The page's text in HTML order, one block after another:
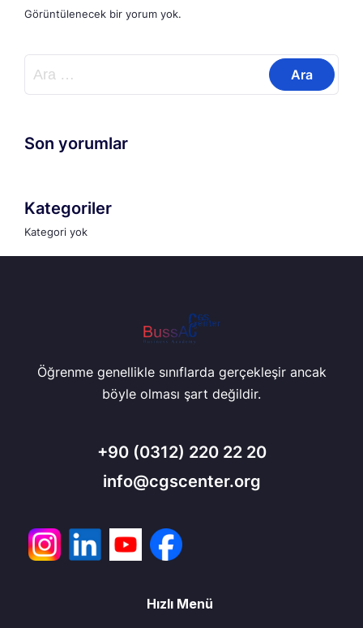
Görüntülenecek bir yorum yok.
Arama:
Son yorumlar
Kategoriler
Kategori yok
Öğrenme genellikle sınıflarda gerçekleşir ancak
böyle olması şart değildir.
+90 (0312) 220 22 20
info@cgscenter.org
Hızlı Menü